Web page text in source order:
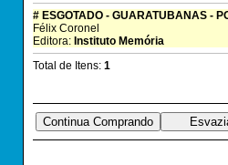
# ESGOTADO - GUARATUBANAS -
Félix Coronel
Editora: Instituto Memória
Total de Itens: 1